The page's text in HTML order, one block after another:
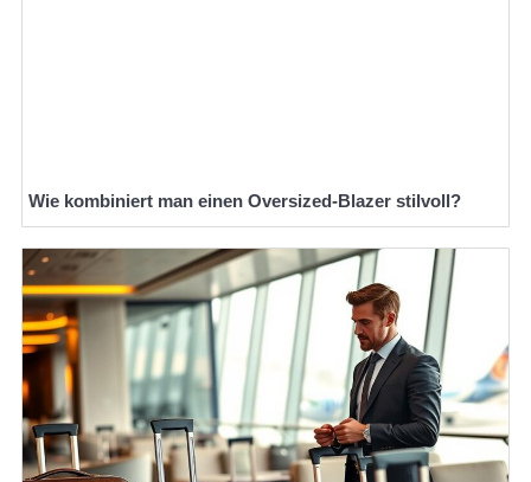
Wie kombiniert man einen Oversized-Blazer stilvoll?